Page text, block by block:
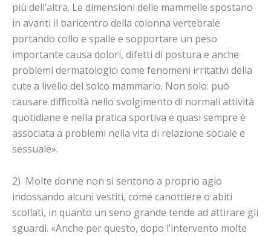
più dell’altra. Le dimensioni delle mammelle spostano
in avanti il baricentro della colonna vertebrale
portando collo e spalle e sopportare un peso
importante causa dolori, difetti di postura e anche
problemi dermatologici come fenomeni irritativi della
cute a livello del solco mammario. Non solo: può
causare difficoltà nello svolgimento di normali attività
quotidiane e nella pratica sportiva e quasi sempre è
associata a problemi nella vita di relazione sociale e
sessuale».
2) Molte donne non si sentono a proprio agio
indossando alcuni vestiti, come canottiere o abiti
scollati, in quanto un seno grande tende ad attirare gli
sguardi. «Anche per questo, dopo l’intervento molte